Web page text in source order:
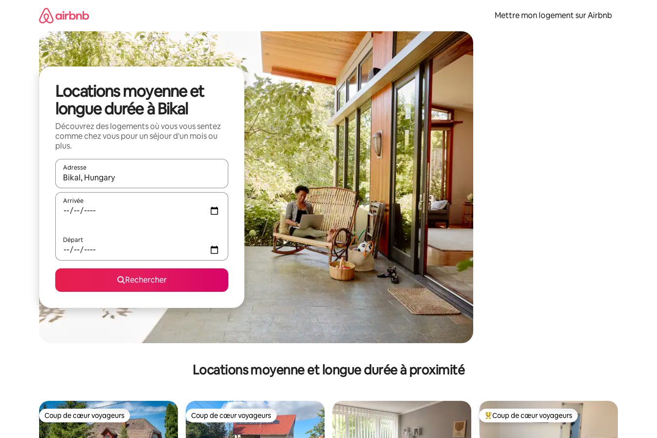
Mettre mon logement sur Airbnb
Locations moyenne et
longue durée à Bikal
Découvrez des logements où vous vous sentez
comme chez vous pour un séjour d'un mois ou
plus.
Adresse
Lorsque les résultats s'affichent, utilisez les flèches vers le haut et vers le bas pour les parcourir ou en appuyant et en faisant glisser.
Arrivée
Départ
Rechercher
Locations moyenne et longue durée à proximité
Coup de cœur voyageurs
Coup de cœur voyageurs Coup de cœur voyageurs
Coup de cœur voyageurs Coups de cœur voyageurs les plus appréciés
Coup de cœur voyageurs